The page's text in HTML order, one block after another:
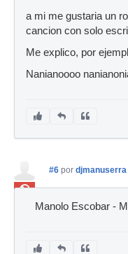
a mi me gustaria un
cancion con solo
Me explico, por
Nanianoooo
#6 por djmanuserra
Manolo Escobar -